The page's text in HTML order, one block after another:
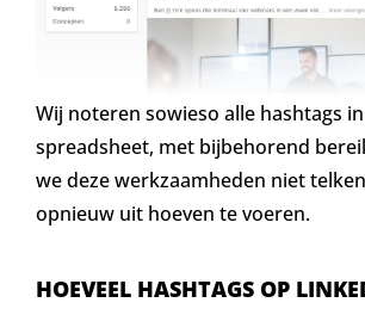
Wij noteren sowieso alle hashtags
spreadsheet, met bijbehorend
we deze werkzaamheden niet
opnieuw uit hoeven te voeren.
HOEVEEL HASHTAGS OP